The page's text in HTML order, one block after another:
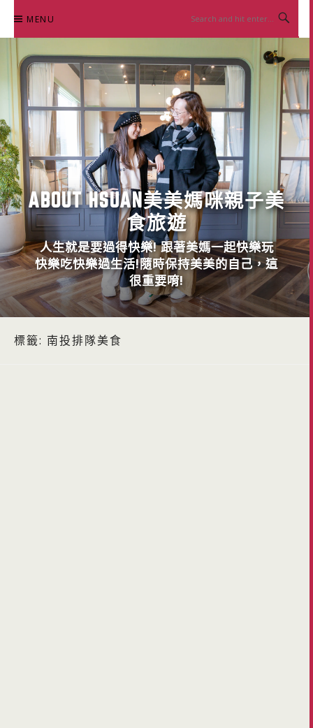
content
MENU
ABOUT HSUAN美美媽咪親子美
食旅遊
人生就是要過得快樂! 跟著美媽一起快樂玩
快樂吃快樂過生活!隨時保持美美的自己，這
很重要唷!
標籤: 南投排隊美食